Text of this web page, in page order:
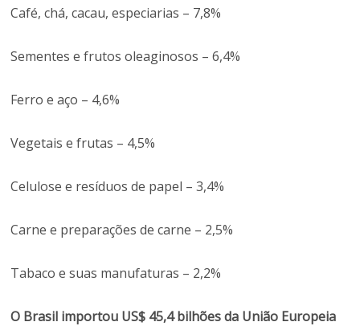
Café, chá, cacau, especiarias – 7,8%
Sementes e frutos oleaginosos – 6,4%
Ferro e aço – 4,6%
Vegetais e frutas – 4,5%
Celulose e resíduos de papel – 3,4%
Carne e preparações de carne – 2,5%
Tabaco e suas manufaturas – 2,2%
O Brasil importou US$ 45,4 bilhões da União Europeia